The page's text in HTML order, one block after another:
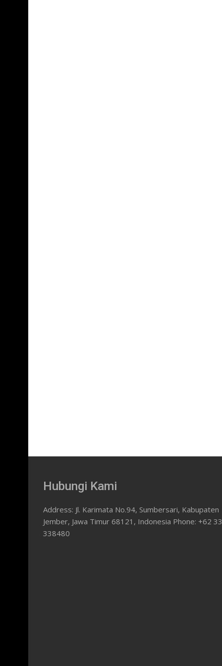
Hubungi Kami
Address: Jl. Karimata No.94, Sumbersari, Kabupaten
Jember, Jawa Timur 68121, Indonesia Phone: +62
338480